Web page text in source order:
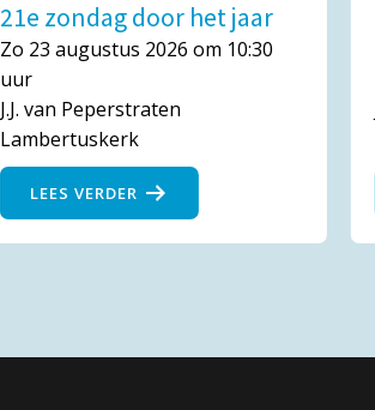
21e zondag door het jaar
Zo 23 augustus 2026 om 10:30
uur
J.J. van Peperstraten
Lambertuskerk
LEES VERDER